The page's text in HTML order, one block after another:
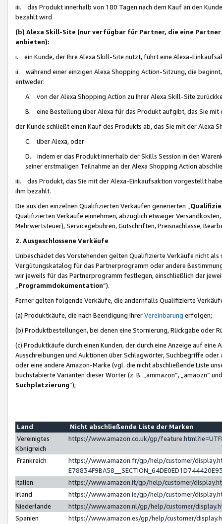
iii. das Produkt innerhalb von 180 Tagen nach dem Kauf an den
bezahlt wird
(b) Alexa Skill-Site (nur verfügbar für Partner, die eine
anbieten):
i. ein Kunde, der Ihre Alexa Skill-Site nutzt, führt eine Alexa-
ii. während einer einzigen Alexa Shopping Action-Sitzung, die
entweder:
A. von der Alexa Shopping Action zu Ihrer Alexa Skill-Site
B. eine Bestellung über Alexa für das Produkt aufgibt, das Sie mit
der Kunde schließt einen Kauf des Produkts ab, das Sie mit der Alexa
C. über Alexa, oder
D. indem er das Produkt innerhalb der Skills Session in den
seiner erstmaligen Teilnahme an der Alexa Shopping Action
iii. das Produkt, das Sie mit der Alexa-Einkaufsaktion vorgestellt
ihm bezahlt.
Die aus den einzelnen Qualifizierten Verkäufen generierten „
Qualifizierten Verkäufe einnehmen, abzüglich etwaiger
Mehrwertsteuer), Servicegebühren, Gutschriften, Preisnachlässe,
2. Ausgeschlossene Verkäufe
Unbeschadet des Vorstehenden gelten Qualifizierte Verkäufe nicht
Vergütungskatalog für das Partnerprogramm oder andere
wir jeweils für das Partnerprogramm festlegen, einschließlich der
Programmdokumentation“).
Ferner gelten folgende Verkäufe, die andernfalls Qualifizierte
(a) Produktkäufe, die nach Beendigung IhrerVereinbarung erfolgen;
(b) Produktbestellungen, bei denen eine Stornierung, Rückgabe oder
(c) Produktkäufe durch einen Kunden, der durch eine Anzeige auf
Ausschreibungen und Auktionen über Schlagwörter, Suchbegriffe
oder eine andere Amazon-Marke (vgl. die nicht abschließende Liste
buchstabierte Varianten dieser Wörter (z. B. „ammazon“, „amaozn“
Suchplatzierung”);
Land
Nicht abschließende Liste der Marken
Vereinigtes
Königreich
https://www.amazon.co.uk/gp/
Frankreich
https://www.amazon.fr/gp/help/customer/
Italien
https://www.amazon.it/gp/help/customer/
Irland
https://www.amazon.ie/gp/help/customer/
Niederlande
https://www.amazon.nl/gp/help/customer/
Spanien
https://www.amazon.es/gp/help/customer/